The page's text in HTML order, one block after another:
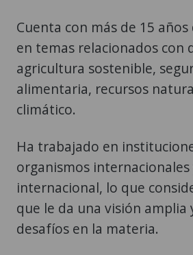
Cuenta con más de 15
en temas relacionados con
agricultura sostenible,
alimentaria, recursos
climático.
Ha trabajado en
organismos
internacional, lo que
que le da una visión amplia
desafíos en la materia.